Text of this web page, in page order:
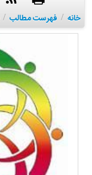
خانه / فهرست مطالب /